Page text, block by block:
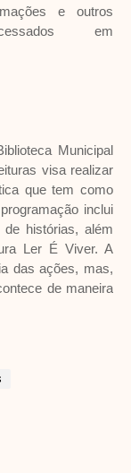
e outros
em
Municipal
visa realizar
que tem como
inclui
histórias, além
Ler É Viver. A
das ações, mas,
de maneira